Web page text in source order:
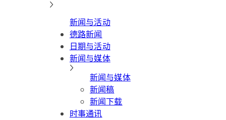
新闻与活动
德路新闻
日期与活动
新闻与媒体
新闻与媒体
新闻稿
新闻下载
时事通讯